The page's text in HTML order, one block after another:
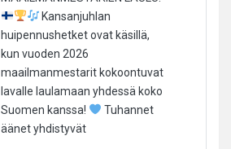
Kansanjuhlan
huipennushetket ovat käsillä,
kun vuoden 2026
maailmanmestarit kokoontuvat
lavalle laulamaan yhdessä koko
Suomen kanssa!
Tuhannet
äänet yhdistyvät